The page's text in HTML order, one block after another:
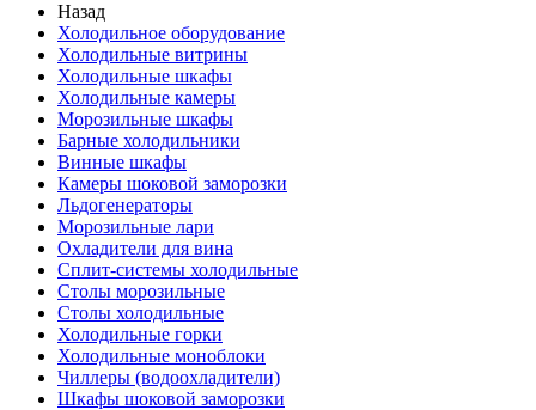
Назад
Холодильное оборудование
Холодильные витрины
Холодильные шкафы
Холодильные камеры
Морозильные шкафы
Барные холодильники
Винные шкафы
Камеры шоковой заморозки
Льдогенераторы
Морозильные лари
Охладители для вина
Сплит-системы холодильные
Столы морозильные
Столы холодильные
Холодильные горки
Холодильные моноблоки
Чиллеры (водоохладители)
Шкафы шоковой заморозки